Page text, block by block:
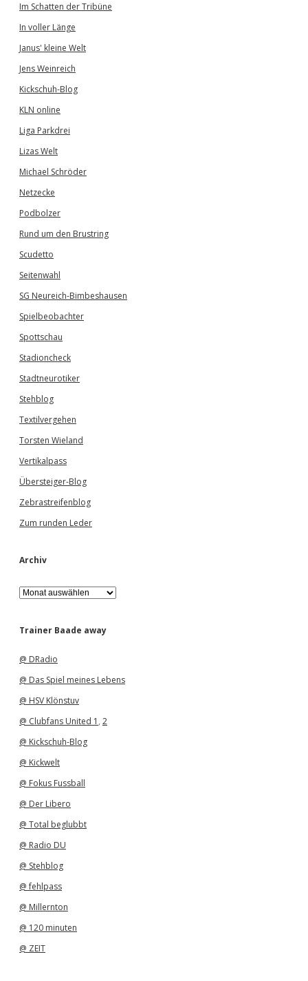
Im Schatten der Tribüne
In voller Länge
Janus' kleine Welt
Jens Weinreich
Kickschuh-Blog
KLN online
Liga Parkdrei
Lizas Welt
Michael Schröder
Netzecke
Podbolzer
Rund um den Brustring
Scudetto
Seitenwahl
SG Neureich-Bimbeshausen
Spielbeobachter
Spottschau
Stadioncheck
Stadtneurotiker
Stehblog
Textilvergehen
Torsten Wieland
Vertikalpass
Übersteiger-Blog
Zebrastreifenblog
Zum runden Leder
Archiv
A
r
h
Trainer Baade away
@ DRadio
@ Das Spiel meines Lebens
@ HSV Klönstuv
@ Clubfans United 1 , 2
@ Kickschuh-Blog
@ Kickwelt
@ Fokus Fussball
@ Der Libero
@ Total beglubbt
@ Radio DU
@ Stehblog
@ fehlpass
@ Millernton
@ 120 minuten
@ ZEIT